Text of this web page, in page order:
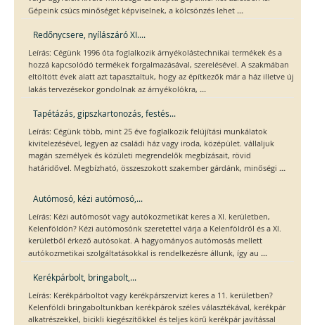
Gépeink csúcs minőséget képviselnek, a kölcsönzés lehet ...
Redőnycsere, nyílászáró XI....
Leírás: Cégünk 1996 óta foglalkozik árnyékolástechnikai termékek és a
hozzá kapcsolódó termékek forgalmazásával, szerelésével. A szakmában
eltöltött évek alatt azt tapasztaltuk, hogy az építkezők már a ház illetve új
lakás tervezésekor gondolnak az árnyékolókra, ...
Tapétázás, gipszkartonozás, festés...
Leírás: Cégünk több, mint 25 éve foglalkozik felújítási munkálatok
kivitelezésével, legyen az családi ház vagy iroda, középület. vállaljuk
magán személyek és közületi megrendelők megbízásait, rövid
határidővel. Megbízható, összeszokott szakember gárdánk, minőségi ...
Autómosó, kézi autómosó,...
Leírás: Kézi autómosót vagy autókozmetikát keres a XI. kerületben,
Kelenföldön? Kézi autómosónk szeretettel várja a Kelenföldről és a XI.
kerületből érkező autósokat. A hagyományos autómosás mellett
autókozmetikai szolgáltatásokkal is rendelkezésre állunk, így au ...
Kerékpárbolt, bringabolt,...
Leírás: Kerékpárboltot vagy kerékpárszervizt keres a 11. kerületben?
Kelenföldi bringaboltunkban kerékpárok széles választékával, kerékpár
alkatrészekkel, bicikli kiegészítőkkel és teljes körű kerékpár javítással